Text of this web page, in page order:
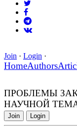
Join · Login ·
HomeAuthors
ПРОБЛЕМЫ
НАУЧНОЙ
Join Login